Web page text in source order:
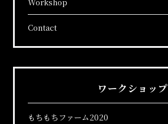
Contact
ワークショップ
もちもちファーム2020